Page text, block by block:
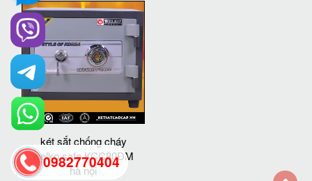
két sắt chống cháy
welko safe KCC80ĐM
hà nội
0982770404